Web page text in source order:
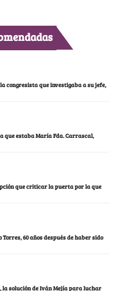
congresista que investigaba a su jefe,
que estaba María Fda. Carrascal,
que criticar la puerta por la que
60 años después de haber sido
solución de Iván Mejía para luchar